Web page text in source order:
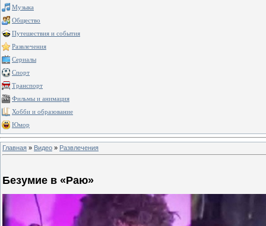
Музыка
Общество
Путешествия и события
Развлечения
Сериалы
Спорт
Транспорт
Фильмы и анимация
Хобби и образование
Юмор
Главная » Видео » Развлечения
Безумие в «Раю»